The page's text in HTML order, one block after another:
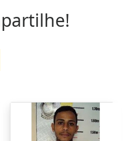
Detento
consegue
fugir antes